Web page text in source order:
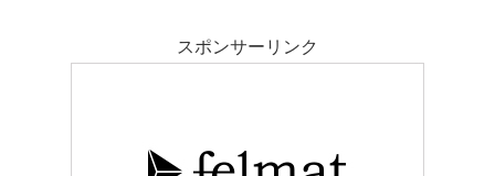
スポンサーリンク